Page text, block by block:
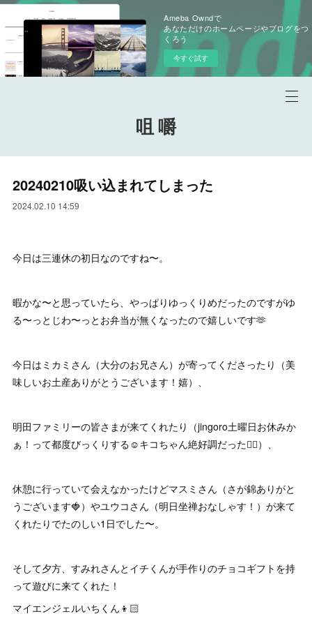
Ameba Owndで
あなただけのホームページやブログをつ
くろう
今すぐ試す
咀 嚼
20240210吸い込まれてしまった
2024.02.10 14:59
今日は三連休の初日なのですね〜。
暇かな〜と思っていたら、やっぱりゆっくりめだったのですがゆ
る〜っとじわ〜っとお弁当が無くなったので嬉しいです🫶
今日はミカミさん（大分のお兄さん）が寄ってくださったり（美
味しいお土産ありがとうございます！嬉）、
明田ファミリーの皆さまが来てくれたり（jingoro土曜日お休みか
ぁ！って都度びっくりする☺️キコちゃん絶好調だった🧞‍♂️）、
休憩に行っていて会えなかったけどマスミさん（さが錦ありがと
うございます🍓）やユウコさん（明日坐禅おなしゃす！）が来て
くれたりでたのしい1日でした〜。
そして夕方、すみれさんとイチくんが手作りのチョコギフトを持
って遊びに来てくれた！
マイエンジェルいちくん👦🏻